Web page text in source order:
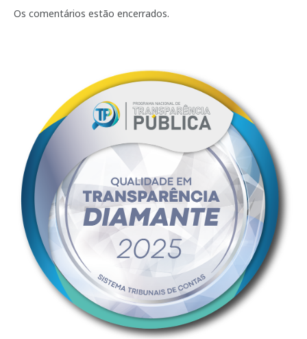
Os comentários estão encerrados.